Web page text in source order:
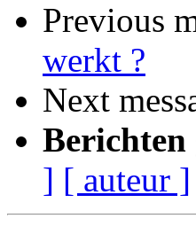
Previous
werkt ?
Next
Berichten
] [ auteur ]